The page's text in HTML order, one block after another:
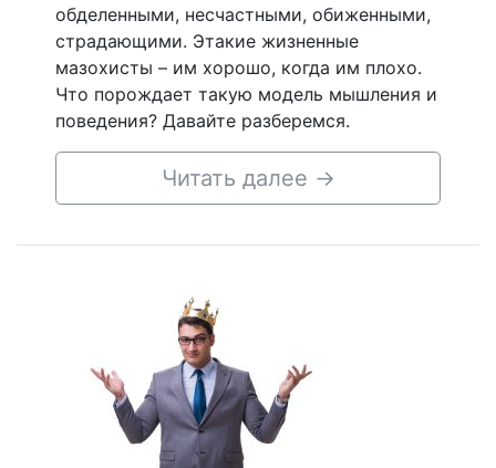
обделенными, несчастными, обиженными,
страдающими. Этакие жизненные
мазохисты – им хорошо, когда им плохо.
Что порождает такую модель мышления и
поведения? Давайте разберемся.
Читать далее →